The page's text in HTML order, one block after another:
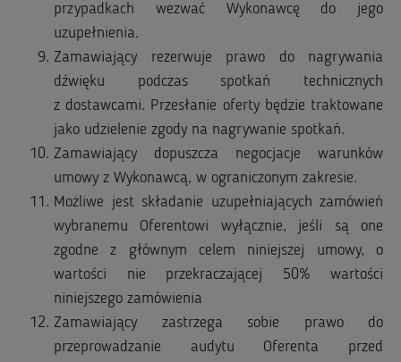
przypadkach wezwać Wykonawcę do jego
uzupełnienia.
Zamawiający rezerwuje prawo do nagrywania
dźwięku podczas spotkań technicznych
z dostawcami. Przesłanie oferty będzie traktowane
jako udzielenie zgody na nagrywanie spotkań.
Zamawiający dopuszcza negocjacje warunków
umowy z Wykonawcą, w ograniczonym zakresie.
Możliwe jest składanie uzupełniających zamówień
wybranemu Oferentowi wyłącznie, jeśli są one
zgodne z głównym celem niniejszej umowy, o
wartości nie przekraczającej 50% wartości
niniejszego zamówienia
Zamawiający zastrzega sobie prawo do
przeprowadzanie audytu Oferenta przed